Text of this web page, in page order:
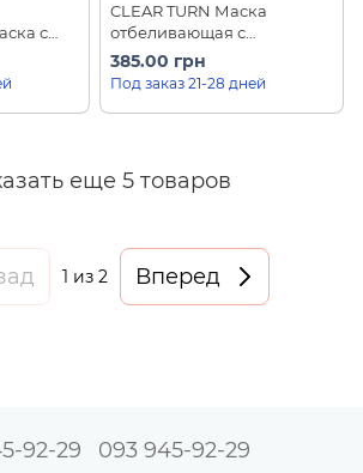
с
CLEAR TURN Маска
отбеливающая с
транексамовой кислотой
плюс 5 экстрактов KOSE
Tranexamic Acid (5 шт)
385.00 грн
Под заказ 21-28 дней
еще 5 товаров
1 из 2 Вперед
92-29 093 945-92-29